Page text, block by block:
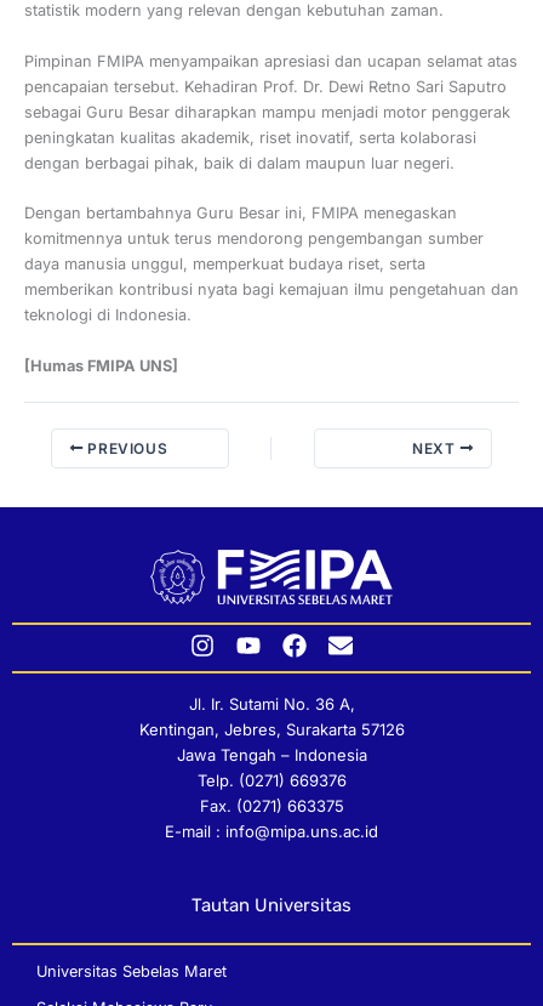
statistik modern yang relevan dengan kebutuhan zaman.
Pimpinan FMIPA menyampaikan apresiasi dan ucapan selamat atas
pencapaian tersebut. Kehadiran Prof. Dr. Dewi Retno Sari Saputro
sebagai Guru Besar diharapkan mampu menjadi motor penggerak
peningkatan kualitas akademik, riset inovatif, serta kolaborasi
dengan berbagai pihak, baik di dalam maupun luar negeri.
Dengan bertambahnya Guru Besar ini, FMIPA menegaskan
komitmennya untuk terus mendorong pengembangan sumber
daya manusia unggul, memperkuat budaya riset, serta
memberikan kontribusi nyata bagi kemajuan ilmu pengetahuan dan
teknologi di Indonesia.
[Humas FMIPA UNS]
PREVIOUS NEXT
I
n
s
t
a
g
r
a
Y
o
u
t
u
b
e
F
a
c
e
b
o
o
k
E
n
v
e
l
o
p
e
Jl. Ir. Sutami No. 36 A,
Kentingan, Jebres, Surakarta 57126
Jawa Tengah – Indonesia
Telp. (0271) 669376
Fax. (0271) 663375
E-mail : info@mipa.uns.ac.id
Tautan Universitas
Universitas Sebelas Maret